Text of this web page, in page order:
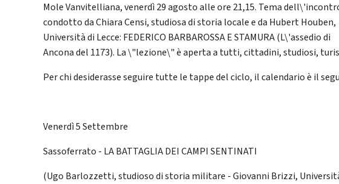
Mole Vanvitelliana, venerdì 29 agosto alle ore 21,15. Tema
condotto da Chiara Censi, studiosa di storia locale e da Hubert Houben,
Università di Lecce: FEDERICO BARBAROSSA E STAMURA (L\'assedio di
Ancona del 1173). La \"lezione\" è aperta a tutti, cittadini, studiosi,
Per chi desiderasse seguire tutte le tappe del ciclo, il calendario è il
Venerdì 5 Settembre
Sassoferrato - LA BATTAGLIA DEI CAMPI SENTINATI
(Ugo Barlozzetti, studioso di storia militare - Giovanni Brizzi,